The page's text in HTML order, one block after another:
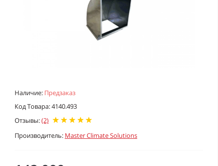
Наличие: Предзаказ
Код Товара: 4140.493
Отзывы:(2)
Производитель: Master Climate Solutions